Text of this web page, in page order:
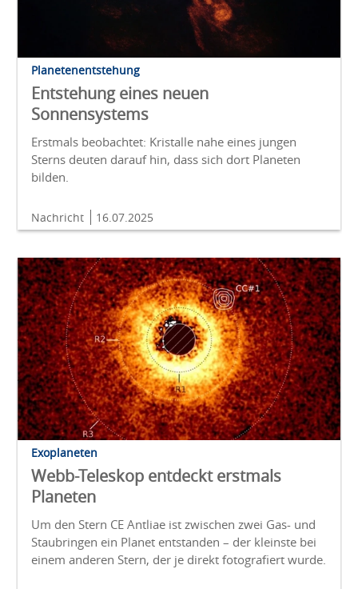
Planetenentstehung
Entstehung eines neuen
Sonnensystems
Erstmals beobachtet: Kristalle nahe eines jungen
Sterns deuten darauf hin, dass sich dort Planeten
bilden.
Nachricht 16.07.2025
Exoplaneten
Webb-Teleskop entdeckt erstmals
Planeten
Um den Stern CE Antliae ist zwischen zwei Gas- und
Staubringen ein Planet entstanden – der kleinste bei
einem anderen Stern, der je direkt fotografiert wurde.